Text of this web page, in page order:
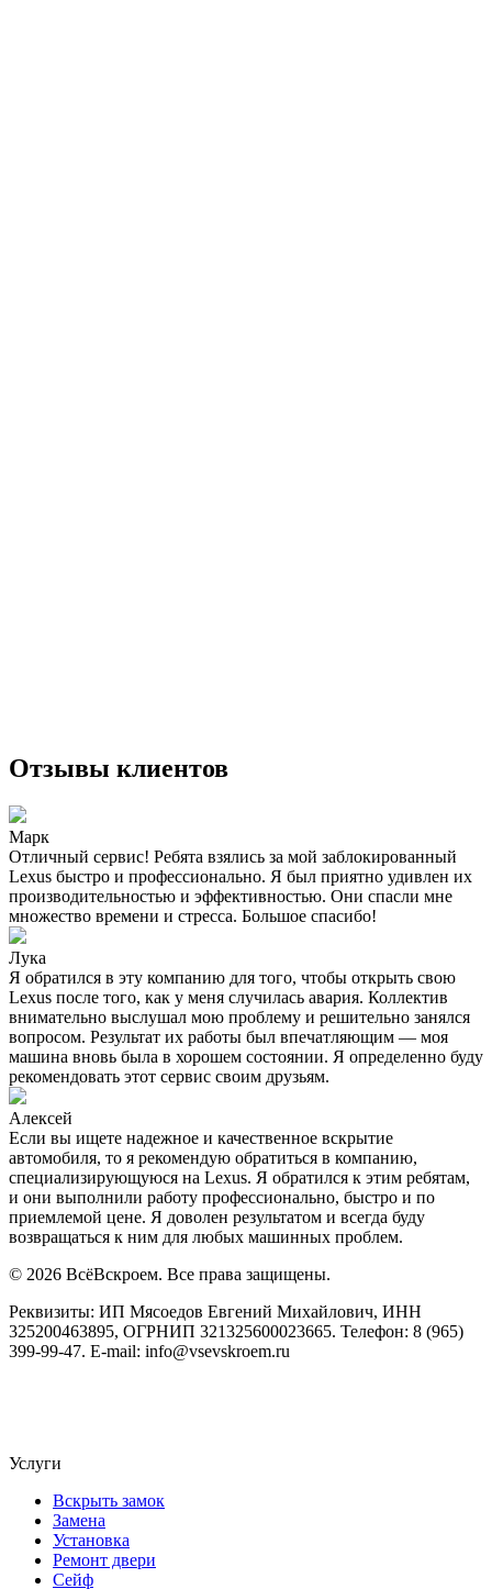
Отзывы клиентов
Марк
Отличный сервис! Ребята взялись за мой заблокированный
Lexus быстро и профессионально. Я был приятно удивлен их
производительностью и эффективностью. Они спасли мне
множество времени и стресса. Большое спасибо!
Лука
Я обратился в эту компанию для того, чтобы открыть свою
Lexus после того, как у меня случилась авария. Коллектив
внимательно выслушал мою проблему и решительно занялся
вопросом. Результат их работы был впечатляющим — моя
машина вновь была в хорошем состоянии. Я определенно буду
рекомендовать этот сервис своим друзьям.
Алексей
Если вы ищете надежное и качественное вскрытие
автомобиля, то я рекомендую обратиться в компанию,
специализирующуюся на Lexus. Я обратился к этим ребятам,
и они выполнили работу профессионально, быстро и по
приемлемой цене. Я доволен результатом и всегда буду
возвращаться к ним для любых машинных проблем.
© 2026 ВсёВскроем. Все права защищены.
Реквизиты: ИП Мясоедов Евгений Михайлович, ИНН
325200463895, ОГРНИП 321325600023665. Телефон: 8 (965)
399-99-47. E-mail: info@vsevskroem.ru
Услуги
Вскрыть замок
Замена
Установка
Ремонт двери
Сейф